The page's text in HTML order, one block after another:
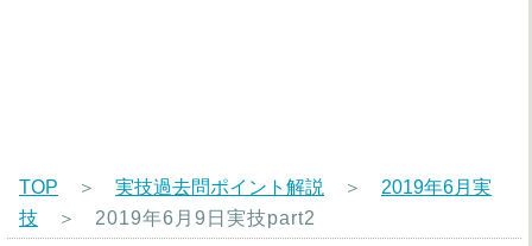
TOP ＞ 実技過去問ポイント解説 ＞ 2019年6月実
技 ＞ 2019年6月9日実技part2